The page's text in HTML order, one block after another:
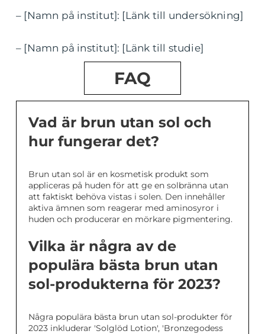
– [Namn på institut]: [Länk till undersökning]
– [Namn på institut]: [Länk till studie]
FAQ
Vad är brun utan sol och
hur fungerar det?
Brun utan sol är en kosmetisk produkt som
appliceras på huden för att ge en solbränna utan
att faktiskt behöva vistas i solen. Den innehåller
aktiva ämnen som reagerar med aminosyror i
huden och producerar en mörkare pigmentering.
Vilka är några av de
populära bästa brun utan
sol-produkterna för 2023?
Några populära bästa brun utan sol-produkter för
2023 inkluderar 'Solglöd Lotion', 'Bronzegodess